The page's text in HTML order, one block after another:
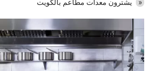
يشترون معدات مطاعم بالكويت